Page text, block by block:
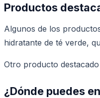
Productos
Algunos de los
hidratante de té verde,
Otro producto
¿Dónde puedes